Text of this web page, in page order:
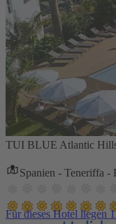
TUI BLUE Atlantic
Spanien - Teneriffa -
Für dieses Hotel liegen